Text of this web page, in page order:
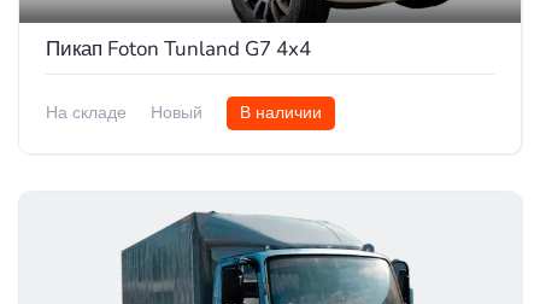
Пикап Foton Tunland G7 4x4
На складе Новый В наличии